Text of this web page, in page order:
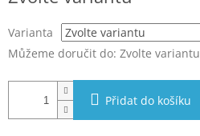
Varianta
Můžeme doručit do: Zvolte variantu
Přidat do košíku